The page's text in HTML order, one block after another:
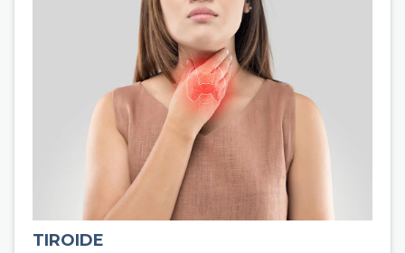
TIROIDE